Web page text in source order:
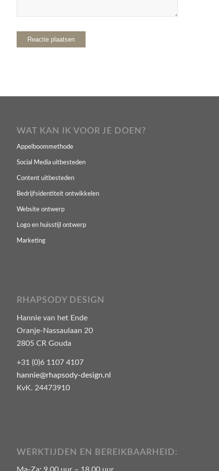
WAT KAN IK VOOR JE DOEN?
Appelboommethode
Social Media uitbesteden
Content uitbesteden
Bedrijfsidentiteit ontwikkelen
Website ontwerp
Logo en huisstijl ontwerp
Marketing
RHAPSODY DESIGN
Hannie van het Ende
Oranje-Nassaulaan 20
2805 CR Gouda
+31 (0)6 1107 4107
hannie@rhapsody-design.nl
KvK. 24473910
WERKTIJDEN EN BEREIKBAARHEID: